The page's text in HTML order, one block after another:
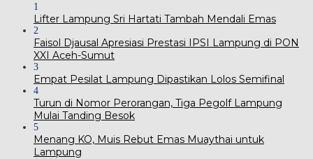
1
Lifter Lampung Sri Hartati Tambah Mendali Emas
2
Faisol Djausal Apresiasi Prestasi IPSI Lampung di PON
XXI Aceh-Sumut
3
Empat Pesilat Lampung Dipastikan Lolos Semifinal
4
Turun di Nomor Perorangan, Tiga Pegolf Lampung
Mulai Tanding Besok
5
Menang KO, Muis Rebut Emas Muaythai untuk
Lampung